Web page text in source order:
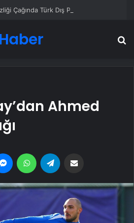
Ahmed
MessengerWhatsApp